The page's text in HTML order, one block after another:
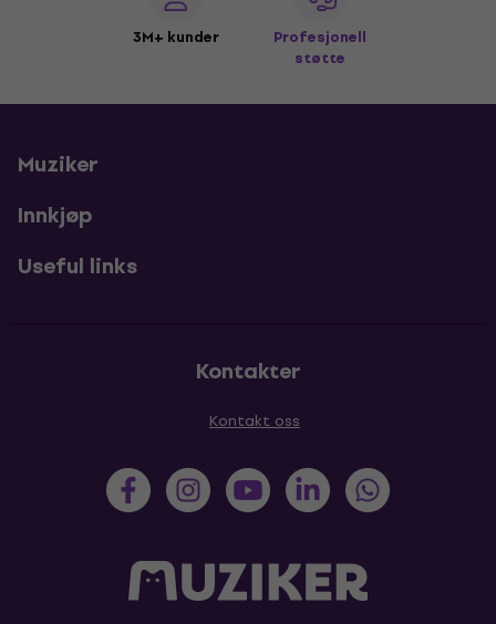
3M+ kunder
Profesjonell
støtte
Muziker
Innkjøp
Useful links
Kontakter
Kontakt oss